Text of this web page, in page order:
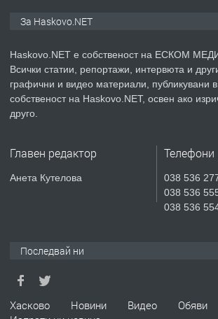
ПРЕДЛАГА
🔑 ОБЗАВЕДЕНА
НАПЪЛНО
За Haskovo.NET
Haskovo.NET е собственост на ЕСКОМ
Всички статии, репортажи, интервюта и
графични и видео материали, публикувани
собственост на Haskovo.NET, освен ако
друго.
Главен редактор
Анета Кутелова
Телефони
038 536
038 536
038 536
Последвай ни
Хасково Новини Видео Обяви